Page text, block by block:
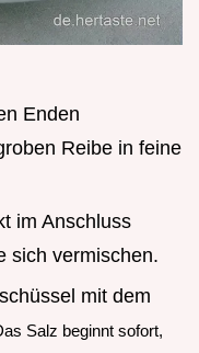
Enden
Reibe in feine
im Anschluss
sich vermischen.
mit dem
Salz beginnt sofort,